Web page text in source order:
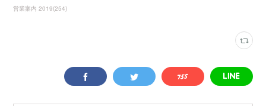
営業案内 2019(254)